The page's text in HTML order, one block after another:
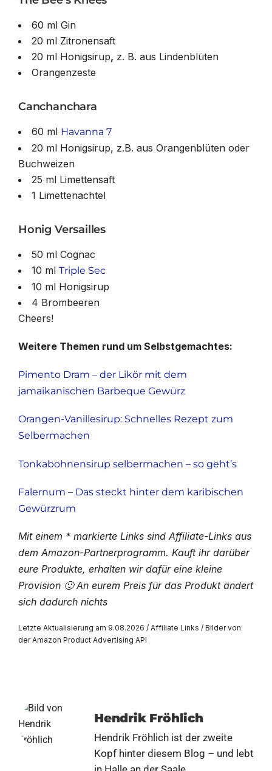
60 ml Gin
20 ml Zitronensaft
20 ml Honigsirup, z. B. aus Lindenblüten
Orangenzeste
Canchanchara
60 ml Havanna 7
20 ml Honigsirup, z.B. aus Orangenblüten oder
Buchweizen
25 ml Limettensaft
1 Limettenachtel
Honig Versailles
50 ml Cognac
10 ml Triple Sec
10 ml Honigsirup
4 Brombeeren
Cheers!
Weitere Themen rund um Selbstgemachtes:
Pimento Dram – der Likör mit dem
jamaikanischen Barbeque Gewürz
Orangen-Vanillesirup: Schnelles Rezept zum
Selbermachen
Tonkabohnensirup selbermachen – so geht’s
Falernum – Das steckt hinter dem karibischen
Gewürzrum
Mit einem * markierte Links sind Affiliate-Links aus
dem Amazon-Partnerprogramm. Kauft ihr darüber
eure Produkte, erhalten wir dafür eine kleine
Provision 🙂 An eurem Preis für das Produkt ändert
sich dadurch nichts
Letzte Aktualisierung am 9.08.2026 / Affiliate Links / Bilder von
der Amazon Product Advertising API
Hendrik Fröhlich
Hendrik Fröhlich ist der zweite
Kopf hinter diesem Blog – und lebt